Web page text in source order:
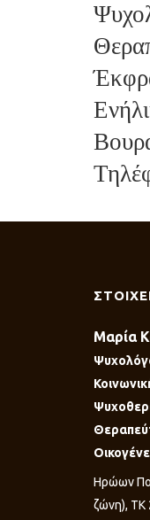
Μαρία
Ηρώων
ζώνη), ΤΚ